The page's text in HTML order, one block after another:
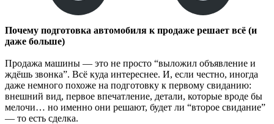
Почему подготовка автомобиля к продаже решает всё (и
даже больше)
Продажа машины — это не просто “выложил объявление и
ждёшь звонка”. Всё куда интереснее. И, если честно, иногда
даже немного похоже на подготовку к первому свиданию:
внешний вид, первое впечатление, детали, которые вроде бы
мелочи… но именно они решают, будет ли “второе свидание”
— то есть сделка.